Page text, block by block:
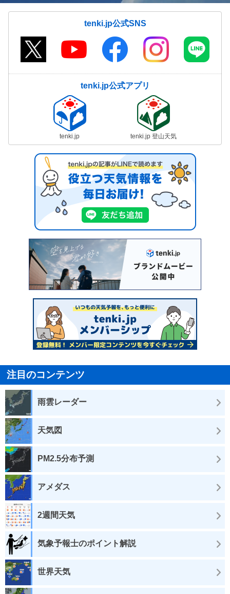
tenki.jp公式SNS
tenki.jp公式アプリ
tenki.jp tenki.jp 登山天気
注目のコンテンツ
雨雲レーダー
天気図
PM2.5分布予測
アメダス
2週間天気
気象予報士のポイント解説
世界天気